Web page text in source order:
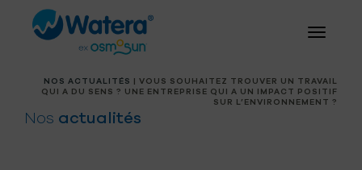
NOS ACTUALITÉS | VOUS SOUHAITEZ TROUVER UN TRAVAIL
QUI A DU SENS ? UNE ENTREPRISE QUI A UN IMPACT POSITIF
SUR L’ENVIRONNEMENT ?
Nos actualités